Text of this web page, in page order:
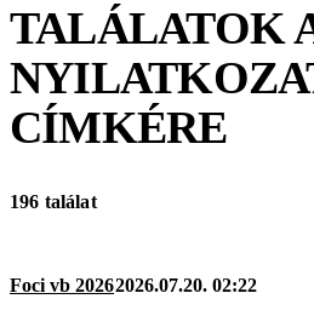
TALÁLATOK
CÍMKÉRE
196 találat
Foci vb 20262026.07.20. 02:22